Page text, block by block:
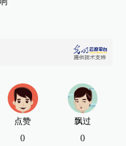
点赞
0
飘过
0